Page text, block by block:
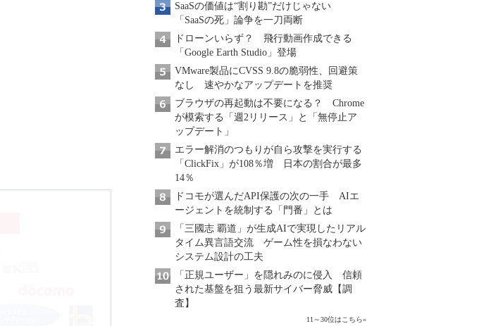
SaaSの価値は“割り勘”だけじゃない
「SaaSの死」論争を一刀両断
ドローンいらず？ 飛行動画作成できる
「Google Earth Studio」登場
VMware製品にCVSS 9.8の脆弱性、回避策
なし 速やかなアップデートを推奨
ブラウザの再起動は不要になる？ Chrome
が模索する「週2リリース」と「無停止ア
ップデート」
エラー解消のつもりが自ら攻撃を実行する
「ClickFix」が108％増 日本の割合が最多
14％
ドコモが選んだAPI保護の次の一手 AIエ
ージェントを統制する「門番」とは
「三國志 覇道」が生成AIで実現したリアル
タイム異言語交流 ゲーム性を損なわない
システム設計の工夫
「正規ユーザー」を隠れみのに侵入 信頼
された基盤を狙う最新サイバー脅威【調
査】
11～30位はこちら»